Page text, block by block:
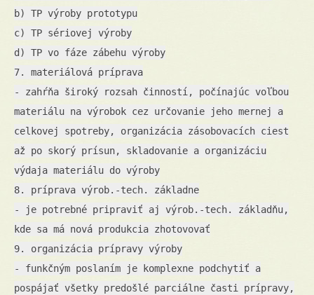
b) TP výroby prototypu
c) TP sériovej výroby
d) TP vo fáze zábehu výroby
7. materiálová príprava
- zahŕňa široký rozsah činností, počínajúc voľbou
materiálu na výrobok cez určovanie jeho mernej a
celkovej spotreby, organizácia zásobovacích ciest
až po skorý prísun, skladovanie a organizáciu
výdaja materiálu do výroby
8. príprava výrob.-tech. základne
- je potrebné pripraviť aj výrob.-tech. základňu,
kde sa má nová produkcia zhotovovať
9. organizácia prípravy výroby
- funkčným poslaním je komplexne podchytiť a
pospájať všetky predošlé parciálne časti prípravy,